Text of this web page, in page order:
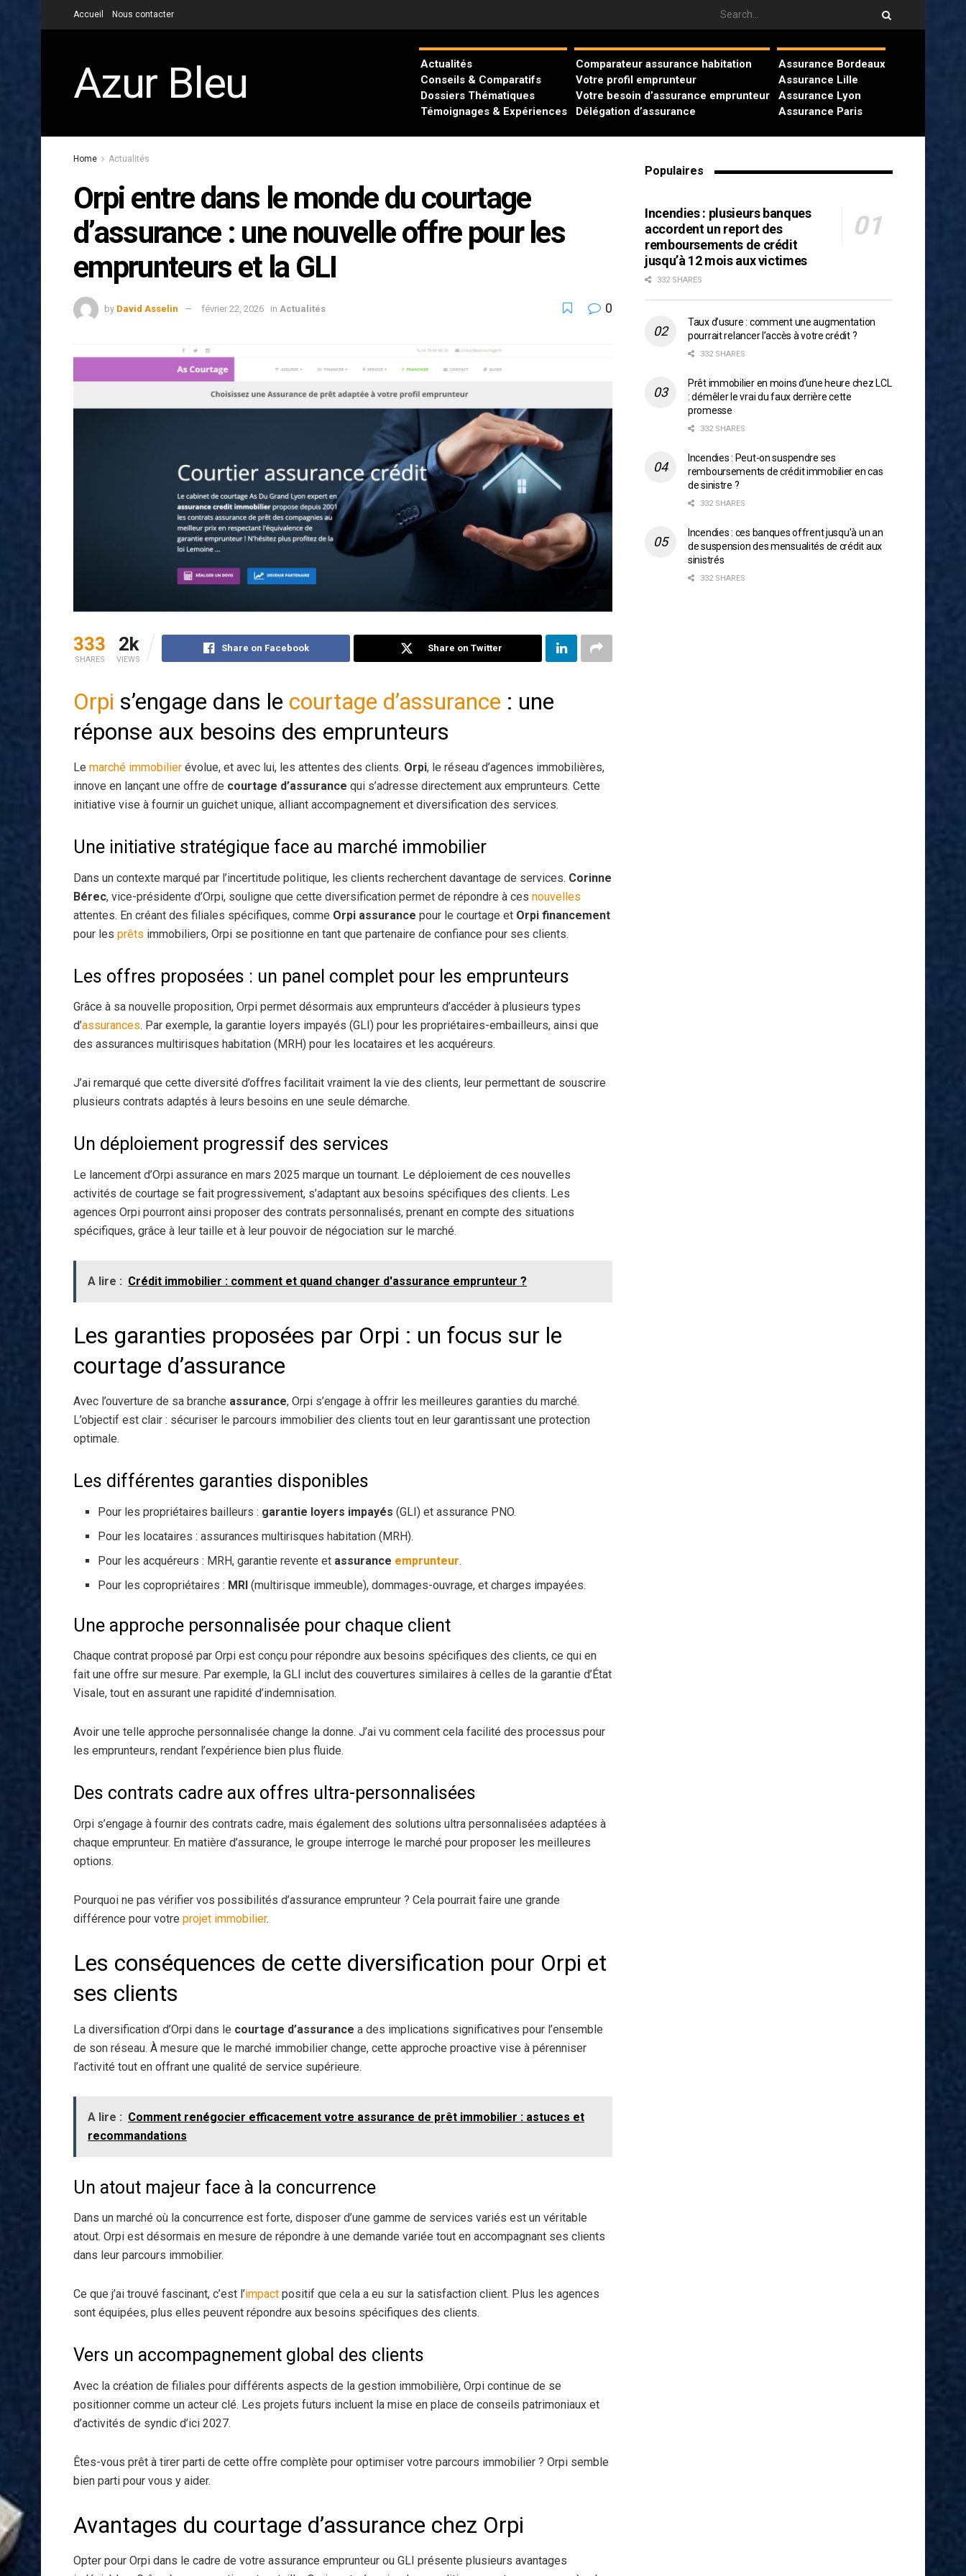
Accueil Nous contacter
Azur Bleu
Actualités
Conseils & Comparatifs
Dossiers Thématiques
Témoignages & Expériences
Comparateur assurance habitation
Votre profil emprunteur
Votre besoin d’assurance emprunteur
Délégation d’assurance
Assurance Bordeaux
Assurance Lille
Assurance Lyon
Assurance Paris
Home Actualités
Orpi entre dans le monde du courtage
d’assurance : une nouvelle offre pour les
emprunteurs et la GLI
by David Asselin février 22, 2026 in Actualités 0
333
SHARES
2k
VIEWS
Share on Facebook Share on Twitter
Orpi s’engage dans le courtage d’assurance : une
réponse aux besoins des emprunteurs
Le marché immobilier évolue, et avec lui, les attentes des clients. Orpi, le réseau d’agences immobilières,
innove en lançant une offre de courtage d’assurance qui s’adresse directement aux emprunteurs. Cette
initiative vise à fournir un guichet unique, alliant accompagnement et diversification des services.
Une initiative stratégique face au marché immobilier
Dans un contexte marqué par l’incertitude politique, les clients recherchent davantage de services. Corinne
Bérec, vice-présidente d’Orpi, souligne que cette diversification permet de répondre à ces nouvelles
attentes. En créant des filiales spécifiques, comme Orpi assurance pour le courtage et Orpi financement
pour les prêts immobiliers, Orpi se positionne en tant que partenaire de confiance pour ses clients.
Les offres proposées : un panel complet pour les emprunteurs
Grâce à sa nouvelle proposition, Orpi permet désormais aux emprunteurs d’accéder à plusieurs types
d’assurances. Par exemple, la garantie loyers impayés (GLI) pour les propriétaires-embailleurs, ainsi que
des assurances multirisques habitation (MRH) pour les locataires et les acquéreurs.
J’ai remarqué que cette diversité d’offres facilitait vraiment la vie des clients, leur permettant de souscrire
plusieurs contrats adaptés à leurs besoins en une seule démarche.
Un déploiement progressif des services
Le lancement d’Orpi assurance en mars 2025 marque un tournant. Le déploiement de ces nouvelles
activités de courtage se fait progressivement, s’adaptant aux besoins spécifiques des clients. Les
agences Orpi pourront ainsi proposer des contrats personnalisés, prenant en compte des situations
spécifiques, grâce à leur taille et à leur pouvoir de négociation sur le marché.
A lire : Crédit immobilier : comment et quand changer d'assurance emprunteur ?
Les garanties proposées par Orpi : un focus sur le
courtage d’assurance
Avec l’ouverture de sa branche assurance, Orpi s’engage à offrir les meilleures garanties du marché.
L’objectif est clair : sécuriser le parcours immobilier des clients tout en leur garantissant une protection
optimale.
Les différentes garanties disponibles
Pour les propriétaires bailleurs : garantie loyers impayés (GLI) et assurance PNO.
Pour les locataires : assurances multirisques habitation (MRH).
Pour les acquéreurs : MRH, garantie revente et assurance emprunteur.
Pour les copropriétaires : MRI (multirisque immeuble), dommages-ouvrage, et charges impayées.
Une approche personnalisée pour chaque client
Chaque contrat proposé par Orpi est conçu pour répondre aux besoins spécifiques des clients, ce qui en
fait une offre sur mesure. Par exemple, la GLI inclut des couvertures similaires à celles de la garantie d’État
Visale, tout en assurant une rapidité d’indemnisation.
Avoir une telle approche personnalisée change la donne. J’ai vu comment cela facilité des processus pour
les emprunteurs, rendant l’expérience bien plus fluide.
Des contrats cadre aux offres ultra-personnalisées
Orpi s’engage à fournir des contrats cadre, mais également des solutions ultra personnalisées adaptées à
chaque emprunteur. En matière d’assurance, le groupe interroge le marché pour proposer les meilleures
options.
Pourquoi ne pas vérifier vos possibilités d’assurance emprunteur ? Cela pourrait faire une grande
différence pour votre projet immobilier.
Les conséquences de cette diversification pour Orpi et
ses clients
La diversification d’Orpi dans le courtage d’assurance a des implications significatives pour l’ensemble
de son réseau. À mesure que le marché immobilier change, cette approche proactive vise à pérenniser
l’activité tout en offrant une qualité de service supérieure.
A lire : Comment renégocier efficacement votre assurance de prêt immobilier : astuces et
recommandations
Un atout majeur face à la concurrence
Dans un marché où la concurrence est forte, disposer d’une gamme de services variés est un véritable
atout. Orpi est désormais en mesure de répondre à une demande variée tout en accompagnant ses clients
dans leur parcours immobilier.
Ce que j’ai trouvé fascinant, c’est l’impact positif que cela a eu sur la satisfaction client. Plus les agences
sont équipées, plus elles peuvent répondre aux besoins spécifiques des clients.
Vers un accompagnement global des clients
Avec la création de filiales pour différents aspects de la gestion immobilière, Orpi continue de se
positionner comme un acteur clé. Les projets futurs incluent la mise en place de conseils patrimoniaux et
d’activités de syndic d’ici 2027.
Êtes-vous prêt à tirer parti de cette offre complète pour optimiser votre parcours immobilier ? Orpi semble
bien parti pour vous y aider.
Avantages du courtage d’assurance chez Orpi
Opter pour Orpi dans le cadre de votre assurance emprunteur ou GLI présente plusieurs avantages
Populaires
Incendies : plusieurs banques
accordent un report des
remboursements de crédit
jusqu’à 12 mois aux victimes
332 SHARES
Taux d’usure : comment une augmentation
pourrait relancer l’accès à votre crédit ?
332 SHARES
Prêt immobilier en moins d’une heure chez LCL
: démêler le vrai du faux derrière cette
promesse
332 SHARES
Incendies : Peut-on suspendre ses
remboursements de crédit immobilier en cas
de sinistre ?
332 SHARES
Incendies : ces banques offrent jusqu’à un an
de suspension des mensualités de crédit aux
sinistrés
332 SHARES